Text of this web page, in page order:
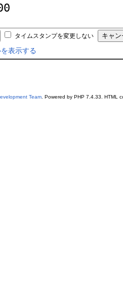
タイムスタンプを変更しない
表示する
Team. Powered by PHP 7.4.33. HTML